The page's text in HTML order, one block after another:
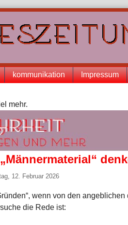
kommunikation Impressum
mehr.
12. Februar 2026
wenn von den angeblichen
die Rede ist: